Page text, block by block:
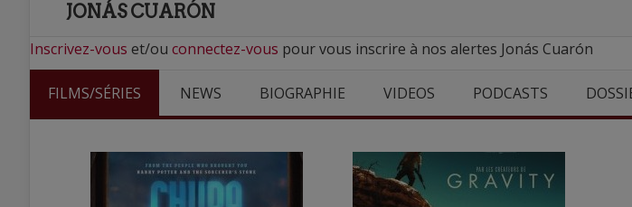
JONÁS CUARÓN
Inscrivez-vous et/ou connectez-vous pour vous inscrire à nos alertes Jonás Cuarón
FILMS/SÉRIES NEWS BIOGRAPHIE VIDEOS PODCASTS